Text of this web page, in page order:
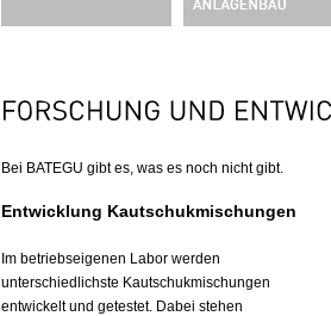
Bei BATEGU gibt es, was es noch nicht gibt.
Entwicklung Kautschukmischungen
Im betriebseigenen Labor werden
unterschiedlichste Kautschukmischungen
entwickelt und getestet. Dabei stehen